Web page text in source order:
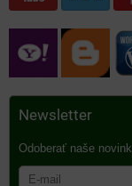
Newsletter
Odoberať naše